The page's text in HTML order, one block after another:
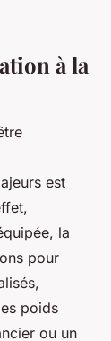
à la
est
la
pour
poids
ou un